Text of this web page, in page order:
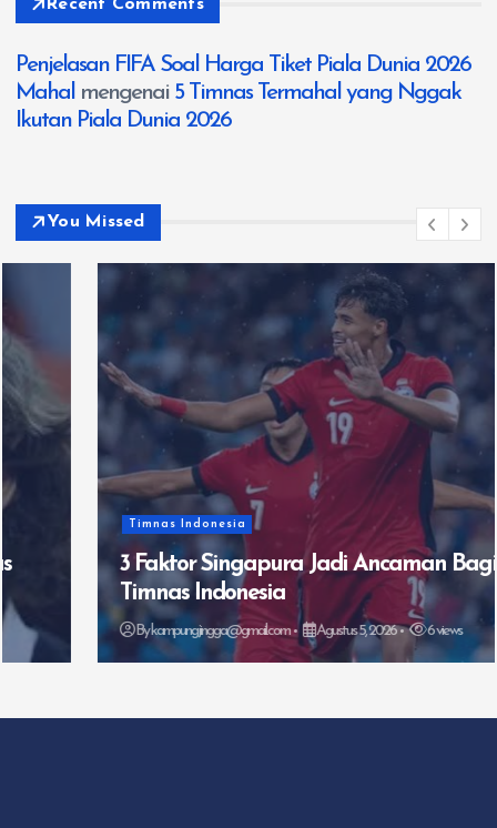
Recent Comments
Penjelasan FIFA Soal Harga Tiket Piala Dunia 2026
Mahal mengenai 5 Timnas Termahal yang Nggak
Ikutan Piala Dunia 2026
You Missed
Timnas Indonesia
3 Faktor Singapura Jadi Ancaman Bagi
Timnas Indonesia
kampungjingga@gmail.com Agustus 5, 2026 6 views